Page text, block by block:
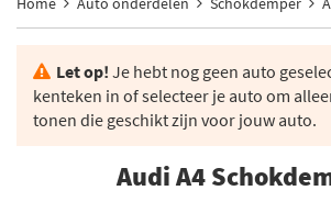
Let op! Je hebt nog geen auto
kenteken in of selecteer je auto om
tonen die geschikt zijn voor jouw auto.
Audi A4